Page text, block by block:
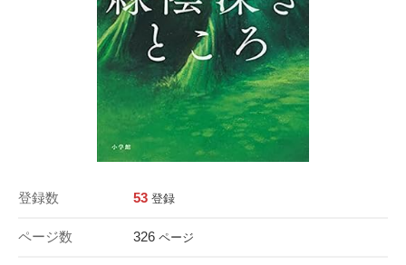
登録数 53 登録
ページ数 326 ページ